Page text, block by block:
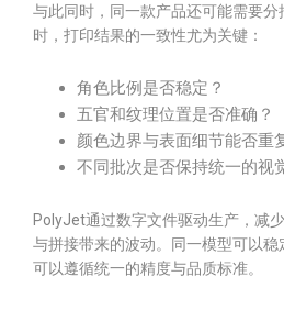
与此同时，同一款产品还可能需要
时，打印结果的一致性尤为关键：
角色比例是否稳定？
五官和纹理位置是否准确？
颜色边界与表面细节能否重
不同批次是否保持统一的视
PolyJet通过数字文件驱动生产，减
与拼接带来的波动。同一模型可以
可以遵循统一的精度与品质标准。